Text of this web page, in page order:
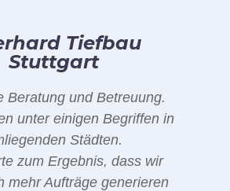
Tiefbau
Stuttgart
Beratung und Betreuung.
unter einigen Begriffen in
Städten.
zum Ergebnis, dass wir
mehr Aufträge generieren